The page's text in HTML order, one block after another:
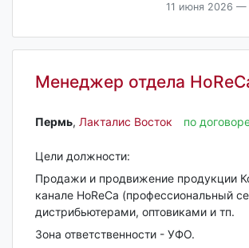
11 июня 2026 —
Менеджер отдела
Пермь‎, Лакталис Восток по
Цели должности:
Продажи и продвижение продукции
канале HoReCa (профессиональный
дистрибьютерами, оптовиками и тп.
Зона ответственности - УФО.